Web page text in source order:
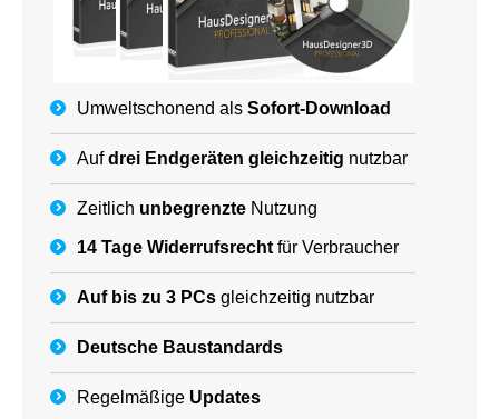
Umweltschonend als Sofort-Download
Aufdrei Endgeräten gleichzeitig nutzbar
Zeitlich unbegrenzte Nutzung
14 Tage Widerrufsrecht für Verbraucher
Auf bis zu 3 PCs gleichzeitig nutzbar
Deutsche Baustandards
Regelmäßige Updates